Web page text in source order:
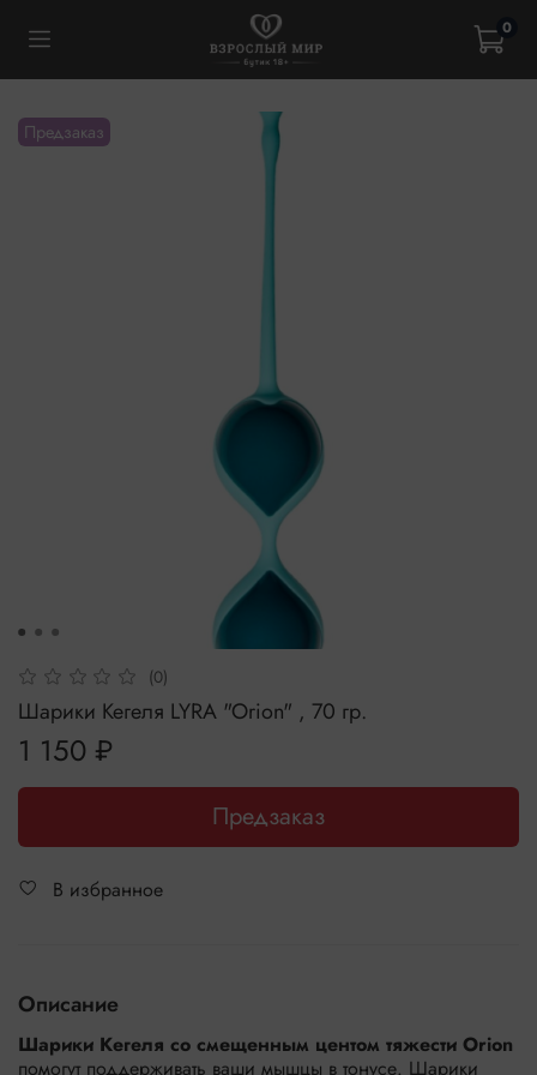
0
Предзаказ
(0)
Шарики Кегеля LYRA "Orion" , 70 гр.
1 150 ₽
Предзаказ
В избранное
Описание
Шарики Кегеля со смещенным центом тяжести Orion
помогут поддерживать ваши мышцы в тонусе. Шарики